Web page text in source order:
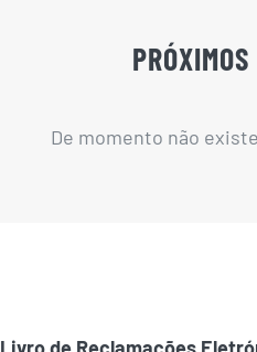
De momento não
Livro de Reclamações